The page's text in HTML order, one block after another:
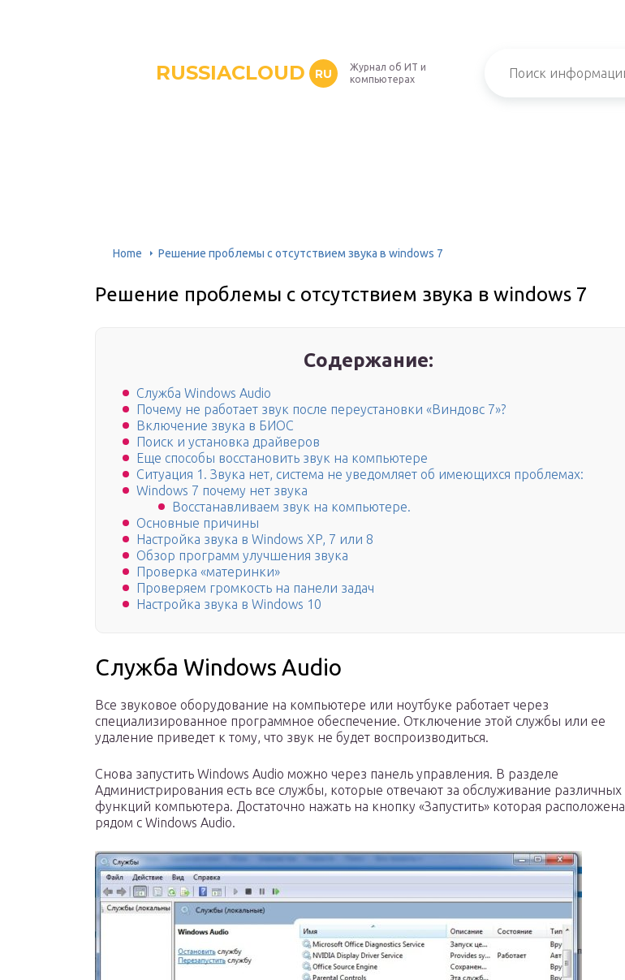
RUSSIACLOUD RU
Журнал об ИТ и
компьютерах
Home Решение проблемы с отсутствием звука в windows 7
Решение проблемы с отсутствием звука в windows 7
Содержание:
Служба Windows Audio
Почему не работает звук после переустановки «Виндовс 7»?
Включение звука в БИОС
Поиск и установка драйверов
Еще способы восстановить звук на компьютере
Ситуация 1. Звука нет, система не уведомляет об имеющихся проблемах:
Windows 7 почему нет звука
Восстанавливаем звук на компьютере.
Основные причины
Настройка звука в Windows XP, 7 или 8
Обзор программ улучшения звука
Проверка «материнки»
Проверяем громкость на панели задач
Настройка звука в Windows 10
Служба Windows Audio
Все звуковое оборудование на компьютере или ноутбуке работает через
специализированное программное обеспечение. Отключение этой службы или ее
удаление приведет к тому, что звук не будет воспроизводиться.
Снова запустить Windows Audio можно через панель управления. В разделе
Администрирования есть все службы, которые отвечают за обслуживание различных
функций компьютера. Достаточно нажать на кнопку «Запустить» которая расположена
рядом с Windows Audio.